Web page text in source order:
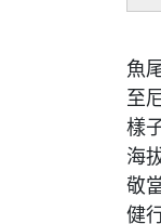
魚
至
樣
海
敬
健